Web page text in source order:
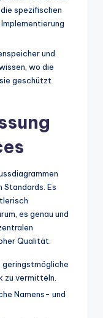
spezifischen
und
wo die
geschützt
Standards. Es
es genau und
Qualität.
geringstmögliche
zu vermitteln.
Namens- und